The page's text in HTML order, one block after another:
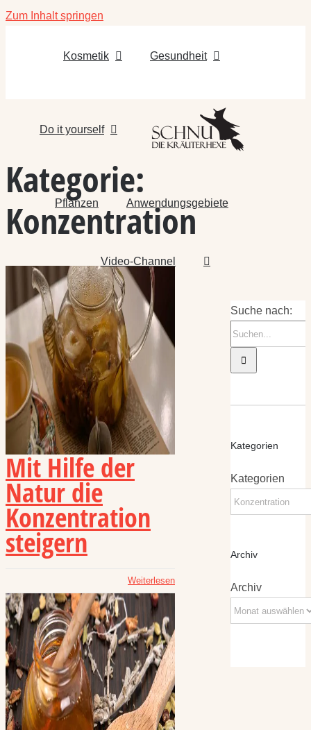
Zum Inhalt springen
Kosmetik Gesundheit
Do it yourself
Pflanzen Anwendungsgebiete
Video-Channel
Kategorie:
Konzentration
Mit Hilfe der
Natur die
Konzentration
steigern
Weiterlesen
Suche nach:
Kategorien
Kategorien
Archiv
Archiv